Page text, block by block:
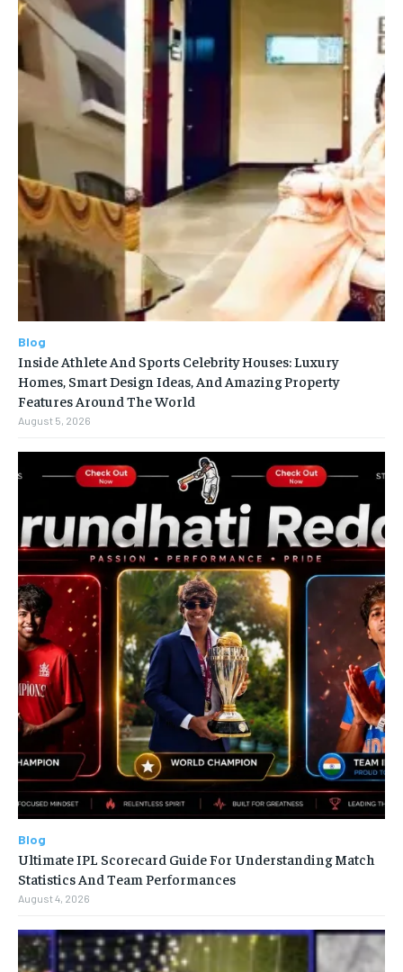
Blog
Inside Athlete And Sports Celebrity Houses: Luxury
Homes, Smart Design Ideas, And Amazing Property
Features Around The World
August 5, 2026
Blog
Ultimate IPL Scorecard Guide For Understanding Match
Statistics And Team Performances
August 4, 2026